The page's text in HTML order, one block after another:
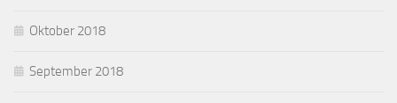
Oktober 2018
September 2018